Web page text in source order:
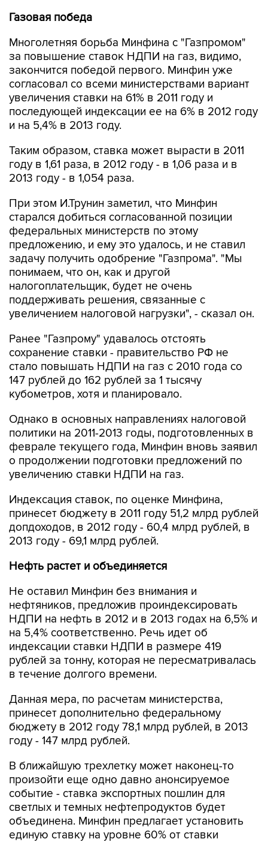
Газовая победа
Многолетняя борьба Минфина с "Газпромом"
за повышение ставок НДПИ на газ, видимо,
закончится победой первого. Минфин уже
согласовал со всеми министерствами вариант
увеличения ставки на 61% в 2011 году и
последующей индексации ее на 6% в 2012 году
и на 5,4% в 2013 году.
Таким образом, ставка может вырасти в 2011
году в 1,61 раза, в 2012 году - в 1,06 раза и в
2013 году - в 1,054 раза.
При этом И.Трунин заметил, что Минфин
старался добиться согласованной позиции
федеральных министерств по этому
предложению, и ему это удалось, и не ставил
задачу получить одобрение "Газпрома". "Мы
понимаем, что он, как и другой
налогоплательщик, будет не очень
поддерживать решения, связанные с
увеличением налоговой нагрузки", - сказал он.
Ранее "Газпрому" удавалось отстоять
сохранение ставки - правительство РФ не
стало повышать НДПИ на газ с 2010 года со
147 рублей до 162 рублей за 1 тысячу
кубометров, хотя и планировало.
Однако в основных направлениях налоговой
политики на 2011-2013 годы, подготовленных в
феврале текущего года, Минфин вновь заявил
о продолжении подготовки предложений по
увеличению ставки НДПИ на газ.
Индексация ставок, по оценке Минфина,
принесет бюджету в 2011 году 51,2 млрд рублей
допдоходов, в 2012 году - 60,4 млрд рублей, в
2013 году - 69,1 млрд рублей.
Нефть растет и объединяется
Не оставил Минфин без внимания и
нефтяников, предложив проиндексировать
НДПИ на нефть в 2012 и в 2013 годах на 6,5% и
на 5,4% соответственно. Речь идет об
индексации ставки НДПИ в размере 419
рублей за тонну, которая не пересматривалась
в течение долгого времени.
Данная мера, по расчетам министерства,
принесет дополнительно федеральному
бюджету в 2012 году 78,1 млрд рублей, в 2013
году - 147 млрд рублей.
В ближайшую трехлетку может наконец-то
произойти еще одно давно анонсируемое
событие - ставка экспортных пошлин для
светлых и темных нефтепродуктов будет
объединена. Минфин предлагает установить
единую ставку на уровне 60% от ставки